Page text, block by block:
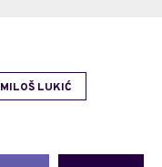
MILOŠ LUKIĆ